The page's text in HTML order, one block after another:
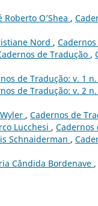
Roberto O’Shea ,
Nord ,
de Tradução ,
de Tradução: v. 1
de Tradução: v. 2
, Cadernos de
Lucchesi , Cadernos
Schnaiderman ,
Cândida Bordenave ,